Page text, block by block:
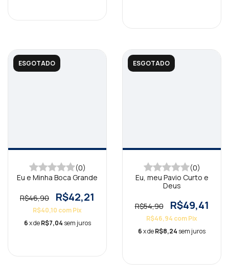
ESGOTADO
(0)
Eu e Minha Boca Grande
R$46,90 R$42,21
R$40,10 comPix
6x deR$7,04 sem juros
ESGOTADO
(0)
Eu, meu Pavio Curto e
Deus
R$54,90 R$49,41
R$46,94 comPix
6x deR$8,24 sem juros